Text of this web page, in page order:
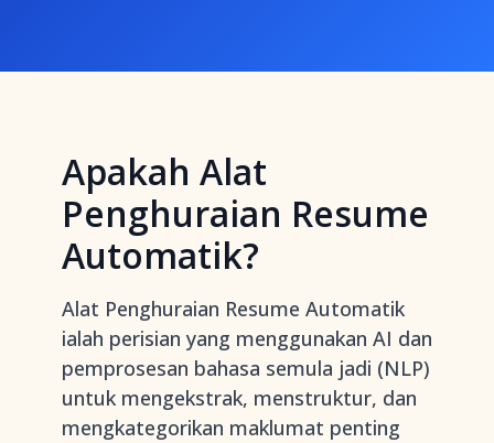
Apakah Alat
Penghuraian Resume
Automatik?
Alat Penghuraian Resume Automatik
ialah perisian yang menggunakan AI dan
pemprosesan bahasa semula jadi (NLP)
untuk mengekstrak, menstruktur, dan
mengkategorikan maklumat penting